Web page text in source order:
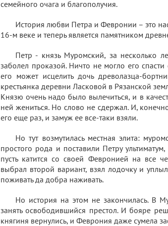
семейного очага и благополучия.
История любви Петра и Февронии – это
16-м веке и теперь является памятником
Петр - князь Муромский, за несколько
заболел проказой. Ничто не могло его
его может исцелить дочь древолазца-
крестьянка деревни Ласковой в Рязанской
Князю очень надо было вылечиться, и в
ней жениться. Но слово не сдержал. И,
его еще раз, и замуж ее все-таки взяли.
Но тут возмутилась местная элита:
простого рода и поставили Петру
пусть катится со своей Февронией на все
выбрал второй вариант, взял лодочку и
поживать да добра наживать.
Но история на этом не закончилась. В
занять освободившийся престол. И бояре
княгиня вернулись, и Феврония даже сумела